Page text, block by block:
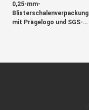
0,25-mm-
Blisterschalenverpackung
mit Prägelogo und SGS-